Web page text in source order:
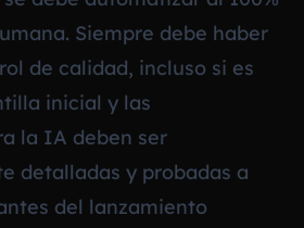
Siempre debe haber
de calidad, incluso si es
inicial y las
la IA deben ser
detalladas y probadas a
del lanzamiento